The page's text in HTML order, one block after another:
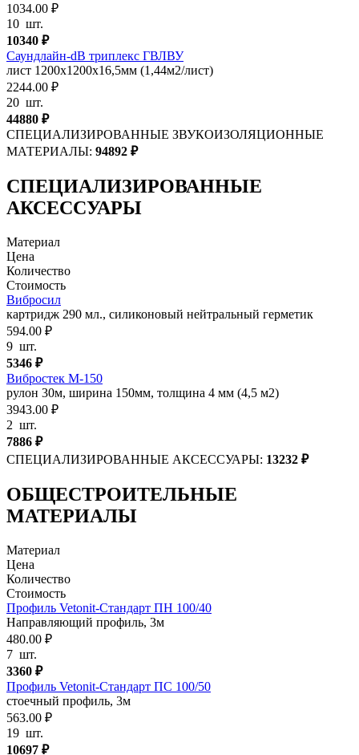
1034.00 ₽
10 шт.
10340 ₽
Саундлайн-dB триплекс ГВЛВУ
лист 1200х1200х16,5мм (1,44м2/лист)
2244.00 ₽
20 шт.
44880 ₽
СПЕЦИАЛИЗИРОВАННЫЕ ЗВУКОИЗОЛЯЦИОННЫЕ
МАТЕРИАЛЫ: 94892 ₽
СПЕЦИАЛИЗИРОВАННЫЕ
АКСЕССУАРЫ
Материал
Цена
Количество
Стоимость
Вибросил
картридж 290 мл., силиконовый нейтральный герметик
594.00 ₽
9 шт.
5346 ₽
Вибростек М-150
рулон 30м, ширина 150мм, толщина 4 мм (4,5 м2)
3943.00 ₽
2 шт.
7886 ₽
СПЕЦИАЛИЗИРОВАННЫЕ АКСЕССУАРЫ: 13232 ₽
ОБЩЕСТРОИТЕЛЬНЫЕ
МАТЕРИАЛЫ
Материал
Цена
Количество
Стоимость
Профиль Vetonit-Стандарт ПН 100/40
Направляющий профиль, 3м
480.00 ₽
7 шт.
3360 ₽
Профиль Vetonit-Стандарт ПC 100/50
стоечный профиль, 3м
563.00 ₽
19 шт.
10697 ₽